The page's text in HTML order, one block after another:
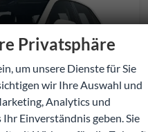
Privatsphäre
um unsere Dienste für Sie
wir Ihre Auswahl und
Analytics und
Einverständnis geben. Sie